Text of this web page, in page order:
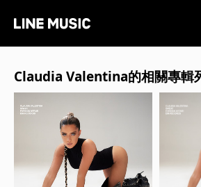
Claudia Valentina的相關專輯